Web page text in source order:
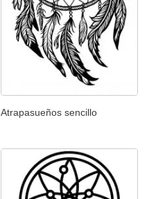
Atrapasueños sencillo